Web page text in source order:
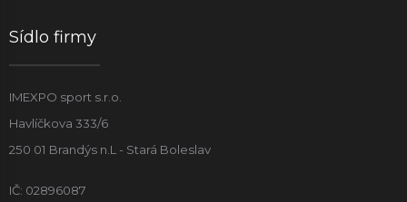
Sídlo firmy
IMEXPO sport s.r.o.
Havlíčkova 333/6
250 01 Brandýs n.L - Stará Boleslav
IČ: 02896087